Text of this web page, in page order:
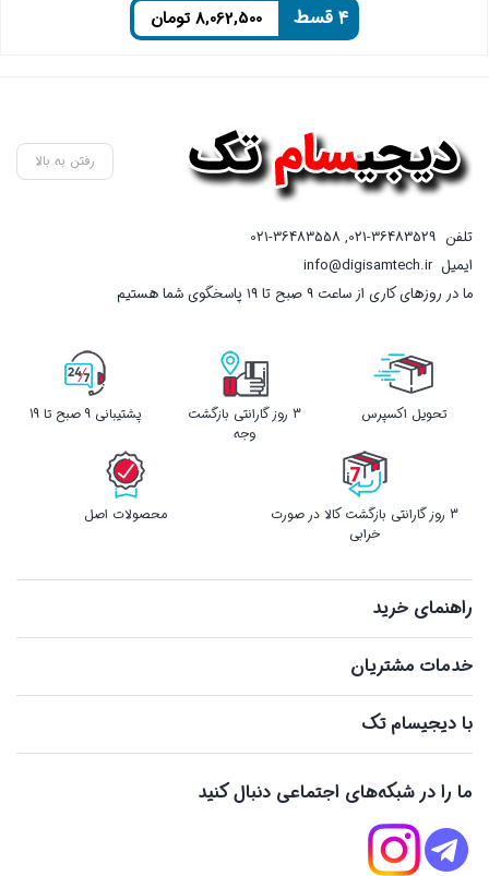
۴ قسط 8,062,500 تومان
رفتن به بالا
تلفن 021-36483529
,
021-36483558
ایمیلinfo@digisamtech.ir
ما در روزهای کاری از ساعت ۹ صبح تا ۱۹ پاسخگوی شما هستیم
تحویل اکسپرس
3 روز گارانتی بازگشت
وجه
پشتیبانی 9 صبح تا 19
3 روز گارانتی بازگشت کالا در صورت
خرابی
محصولات اصل
راهنمای خرید
خدمات مشتریان
با دیجیسام تک
ما را در شبکه‌های اجتماعی دنبال کنید